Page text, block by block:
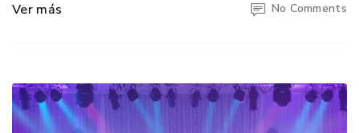
Ver más No Comments